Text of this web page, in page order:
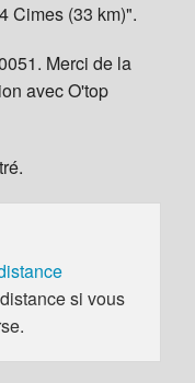
Cimes (33 km)".
Merci de la
avec O'top
si vous